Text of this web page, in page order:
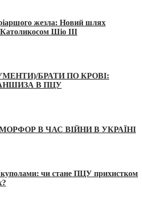
жезла: Новий шлях
Католикосом Шіо III
БРАТИ ПО КРОВІ:
В ПЦУ
В ЧАС ВІЙНИ В УКРАЇНІ
куполами: чи стане ПЦУ прихистком